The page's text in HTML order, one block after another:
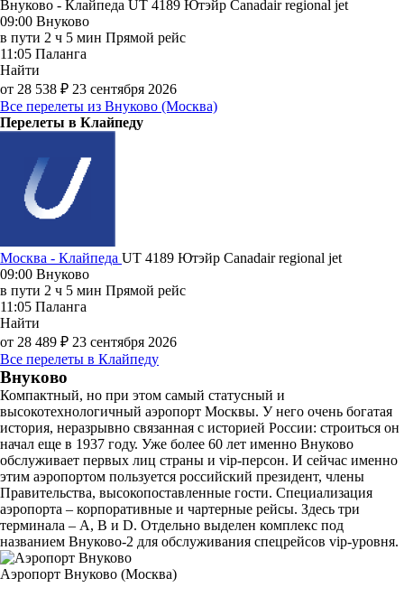
Внуково - Клайпеда UT 4189 Ютэйр Canadair regional jet
09:00 Внуково
в пути 2 ч 5 мин Прямой рейс
11:05 Паланга
Найти
от 28 538 ₽ 23 сентября 2026
Все перелеты из Внуково (Москва)
Перелеты в Клайпеду
Москва - Клайпеда UT 4189 Ютэйр Canadair regional jet
09:00 Внуково
в пути 2 ч 5 мин Прямой рейс
11:05 Паланга
Найти
от 28 489 ₽ 23 сентября 2026
Все перелеты в Клайпеду
Внуково
Компактный, но при этом самый статусный и
высокотехнологичный аэропорт Москвы. У него очень богатая
история, неразрывно связанная с историей России: строиться он
начал еще в 1937 году. Уже более 60 лет именно Внуково
обслуживает первых лиц страны и vip-персон. И сейчас именно
этим аэропортом пользуется российский президент, члены
Правительства, высокопоставленные гости. Специализация
аэропорта – корпоративные и чартерные рейсы. Здесь три
терминала – А, В и D. Отдельно выделен комплекс под
названием Внуково-2 для обслуживания спецрейсов vip-уровня.
Аэропорт Внуково (Москва)